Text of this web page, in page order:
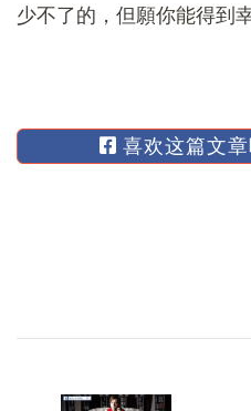
少不了的，但願你能得到
喜欢这篇文